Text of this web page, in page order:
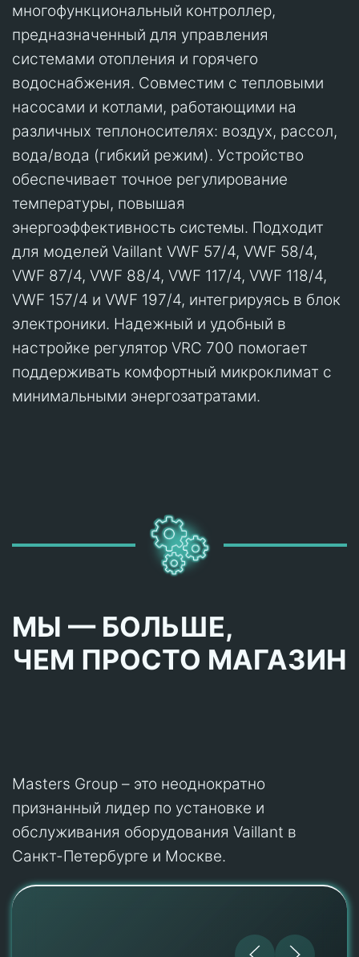
многофункциональный контроллер,
предназначенный для управления
системами отопления и горячего
водоснабжения. Совместим с тепловыми
насосами и котлами, работающими на
различных теплоносителях: воздух, рассол,
вода/вода (гибкий режим). Устройство
обеспечивает точное регулирование
температуры, повышая
энергоэффективность системы. Подходит
для моделей Vaillant VWF 57/4, VWF 58/4,
VWF 87/4, VWF 88/4, VWF 117/4, VWF 118/4,
VWF 157/4 и VWF 197/4, интегрируясь в блок
электроники. Надежный и удобный в
настройке регулятор VRC 700 помогает
поддерживать комфортный микроклимат с
минимальными энергозатратами.
МЫ — БОЛЬШЕ,
ЧЕМ ПРОСТО МАГАЗИН
Masters Group – это неоднократно
признанный лидер по установке и
обслуживания оборудования Vaillant в
Санкт-Петербурге и Москве.